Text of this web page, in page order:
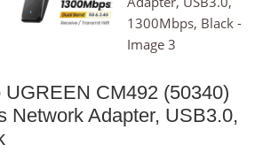
CM492 (50340)
Network Adapter, USB3.0,